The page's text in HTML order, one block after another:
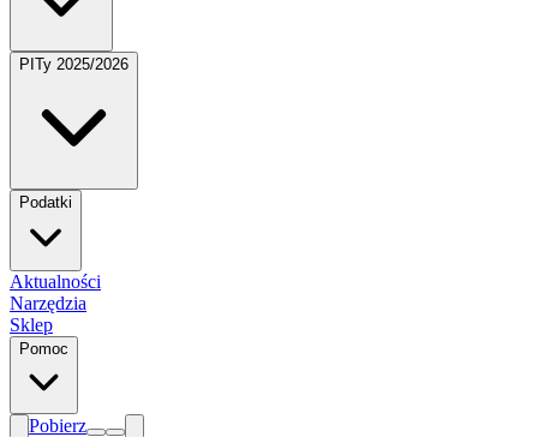
PITy 2025/2026
Podatki
Aktualności
Narzędzia
Sklep
Pomoc
Pobierz